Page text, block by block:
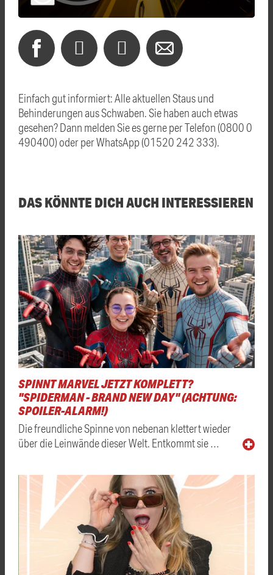
Einfach gut informiert: Alle aktuellen Staus und
Behinderungen aus Schwaben. Sie haben auch etwas
gesehen? Dann melden Sie es gerne per Telefon (0800 0
490400) oder per WhatsApp (01520 242 333).
DAS KÖNNTE DICH AUCH INTERESSIEREN
SPINNT MARVEL JETZT KOMPLETT?
"SPIDERMAN - BRAND NEW DAY" (ACHTUNG:
SPOILER-ALARM!)
Die freundliche Spinne von nebenan klettert wieder
über die Leinwände dieser Welt. Entkommt sie …